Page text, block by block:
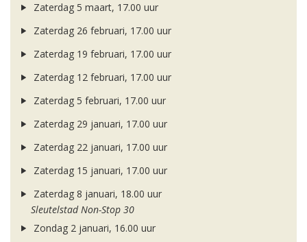
Zaterdag 5 maart, 17.00 uur
Zaterdag 26 februari, 17.00 uur
Zaterdag 19 februari, 17.00 uur
Zaterdag 12 februari, 17.00 uur
Zaterdag 5 februari, 17.00 uur
Zaterdag 29 januari, 17.00 uur
Zaterdag 22 januari, 17.00 uur
Zaterdag 15 januari, 17.00 uur
Zaterdag 8 januari, 18.00 uur
Sleutelstad Non-Stop 30
Zondag 2 januari, 16.00 uur